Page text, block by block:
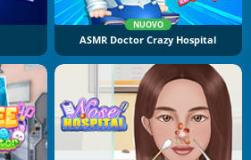
NUOVO
ASMR Doctor Crazy Hospital